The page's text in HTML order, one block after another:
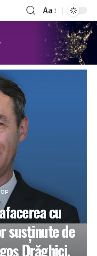
Aa
cu
susținute de
Drăghici,